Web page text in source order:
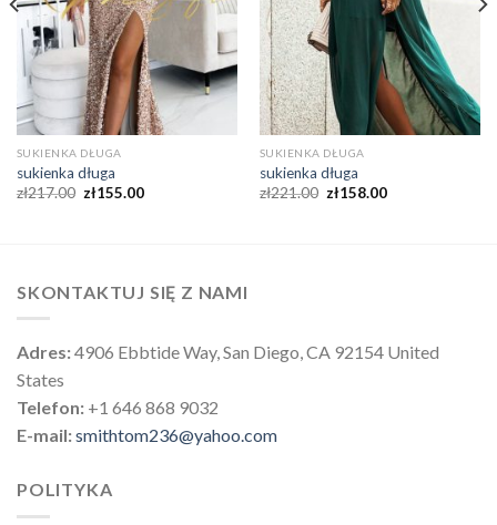
SUKIENKA DŁUGA
sukienka długa
zł217.00 zł155.00
SUKIENKA DŁUGA
sukienka długa
zł221.00 zł158.00
SKONTAKTUJ SIĘ Z NAMI
Adres:4906 Ebbtide Way, San Diego, CA 92154 United
States
Telefon: +1 646 868 9032
E-mail:smithtom236@yahoo.com
POLITYKA